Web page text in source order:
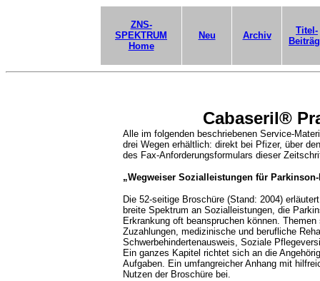
ZNS-
SPEKTRUM
Home
Neu Archiv
Titel-
Cabaseril®
Alle im folgenden beschriebenen Service-
drei Wegen erhältlich: direkt bei Pfizer, über
des Fax-Anforderungsformulars dieser
„Wegweiser Sozialleistungen für
Die 52-seitige Broschüre (Stand: 2004)
breite Spektrum an Sozialleistungen, die
Erkrankung oft beanspruchen können.
Zuzahlungen, medizinische und berufliche
Schwerbehindertenausweis, Soziale
Ein ganzes Kapitel richtet sich an die
Aufgaben. Ein umfangreicher Anhang mit
Nutzen der Broschüre bei.